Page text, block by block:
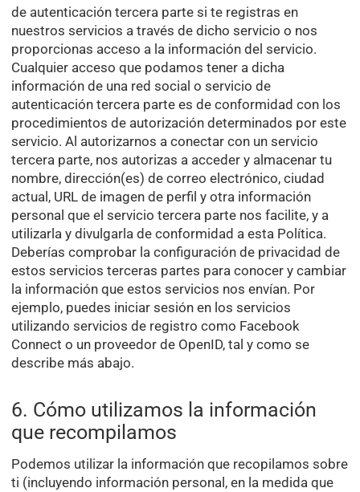
de autenticación tercera parte si te registras en
nuestros servicios a través de dicho servicio o nos
proporcionas acceso a la información del servicio.
Cualquier acceso que podamos tener a dicha
información de una red social o servicio de
autenticación tercera parte es de conformidad con los
procedimientos de autorización determinados por este
servicio. Al autorizarnos a conectar con un servicio
tercera parte, nos autorizas a acceder y almacenar tu
nombre, dirección(es) de correo electrónico, ciudad
actual, URL de imagen de perfil y otra información
personal que el servicio tercera parte nos facilite, y a
utilizarla y divulgarla de conformidad a esta Política.
Deberías comprobar la configuración de privacidad de
estos servicios terceras partes para conocer y cambiar
la información que estos servicios nos envían. Por
ejemplo, puedes iniciar sesión en los servicios
utilizando servicios de registro como Facebook
Connect o un proveedor de OpenID, tal y como se
describe más abajo.
6. Cómo utilizamos la información
que recompilamos
Podemos utilizar la información que recopilamos sobre
ti (incluyendo información personal, en la medida que